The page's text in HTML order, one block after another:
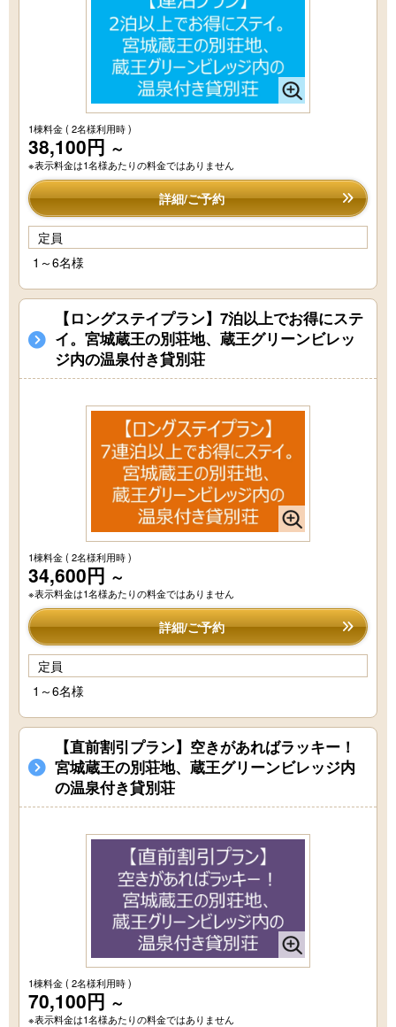
1棟料金( 2名様利用時 )
38,100円 ～
※表示料金は1名様あたりの料金ではありません
詳細/ご予約
定員
1～6名様
【ロングステイプラン】7泊以上でお得にステ
イ。宮城蔵王の別荘地、蔵王グリーンビレッ
ジ内の温泉付き貸別荘
1棟料金( 2名様利用時 )
34,600円 ～
※表示料金は1名様あたりの料金ではありません
詳細/ご予約
定員
1～6名様
【直前割引プラン】空きがあればラッキー！
宮城蔵王の別荘地、蔵王グリーンビレッジ内
の温泉付き貸別荘
1棟料金( 2名様利用時 )
70,100円 ～
※表示料金は1名様あたりの料金ではありません